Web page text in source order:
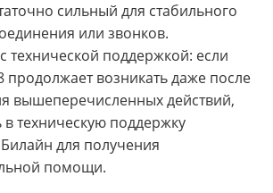
сильный для стабильного
или звонков.
технической поддержкой: если
продолжает возникать даже после
вышеперечисленных действий,
в техническую поддержку
для получения
помощи.